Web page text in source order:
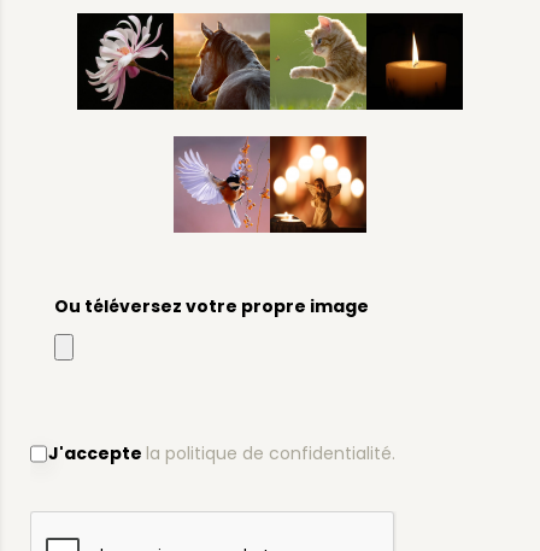
Ou téléversez votre propre image
J'accepte la politique de confidentialité.